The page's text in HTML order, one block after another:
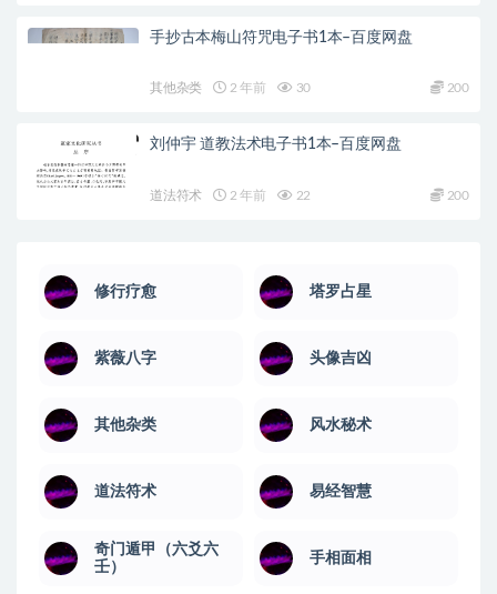
手抄古本梅山符咒电子书1本–百度网盘
其他杂类 2 年前 30 200
刘仲宇 道教法术电子书1本–百度网盘
道法符术 2 年前 22 200
修行疗愈 塔罗占星
紫薇八字 头像吉凶
其他杂类 风水秘术
道法符术 易经智慧
奇门遁甲（六爻六
壬）
手相面相